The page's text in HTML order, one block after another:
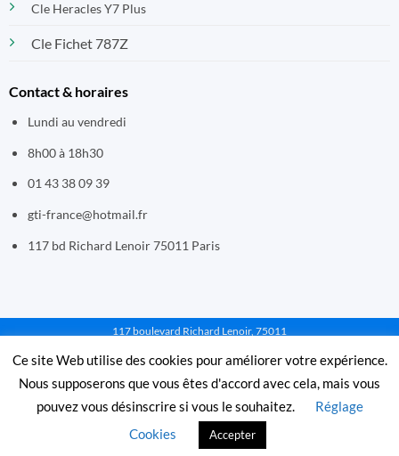
Cle Heracles Y7 Plus
Cle Fichet 787Z
Contact & horaires
Lundi au vendredi
8h00 à 18h30
01 43 38 09 39
gti-france@hotmail.fr
117 bd Richard Lenoir 75011 Paris
117 boulevard Richard Lenoir, 75011
01 43 38 09 39 - Mentions légales et cgv
© 1995-2025 GTI France. Tous droits réservés. Paiements sécurisés
par La Banque Postale.
Ce site Web utilise des cookies pour améliorer votre expérience.
Nous supposerons que vous êtes d'accord avec cela, mais vous
pouvez vous désinscrire si vous le souhaitez.
Réglage
Cookies
Accepter